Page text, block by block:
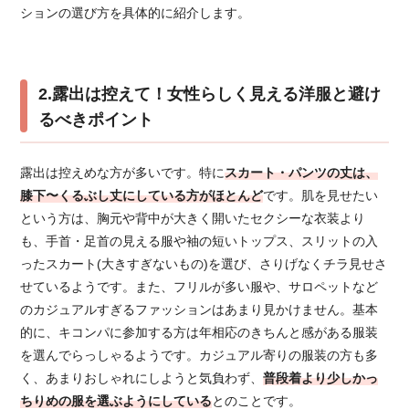
ションの選び方を具体的に紹介します。
2.露出は控えて！女性らしく見える洋服と避け
るべきポイント
露出は控えめな方が多いです。特にスカート・パンツの丈は、
膝下〜くるぶし丈にしている方がほとんどです。肌を見せたい
という方は、胸元や背中が大きく開いたセクシーな衣装より
も、手首・足首の見える服や袖の短いトップス、スリットの入
ったスカート(大きすぎないもの)を選び、さりげなくチラ見せさ
せているようです。また、フリルが多い服や、サロペットなど
のカジュアルすぎるファッションはあまり見かけません。基本
的に、キコンパに参加する方は年相応のきちんと感がある服装
を選んでらっしゃるようです。カジュアル寄りの服装の方も多
く、あまりおしゃれにしようと気負わず、普段着より少しかっ
ちりめの服を選ぶようにしているとのことです。